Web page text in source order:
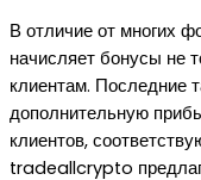
В отличие от многих
начисляет бонусы не
клиентам. Последние
дополнительную
клиентов,
tradeallcrypto